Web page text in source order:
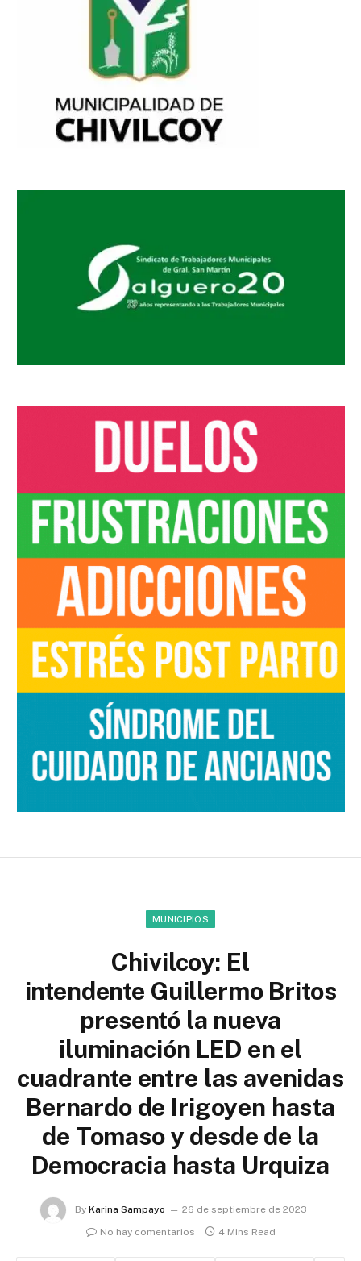
MUNICIPIOS
Chivilcoy: El
intendente Guillermo Britos
presentó la nueva
iluminación LED en el
cuadrante entre las avenidas
Bernardo de Irigoyen hasta
de Tomaso y desde de la
Democracia hasta Urquiza
By Karina Sampayo
26 de septiembre de 2023
No hay comentarios
4 Mins Read